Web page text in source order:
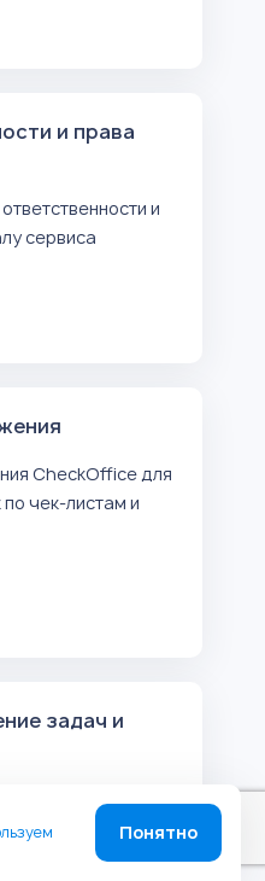
и права
и
сервиса
CheckOffice для
чек-листам и
задач и
Понятно